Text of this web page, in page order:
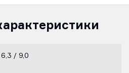
6,3 / 9,0